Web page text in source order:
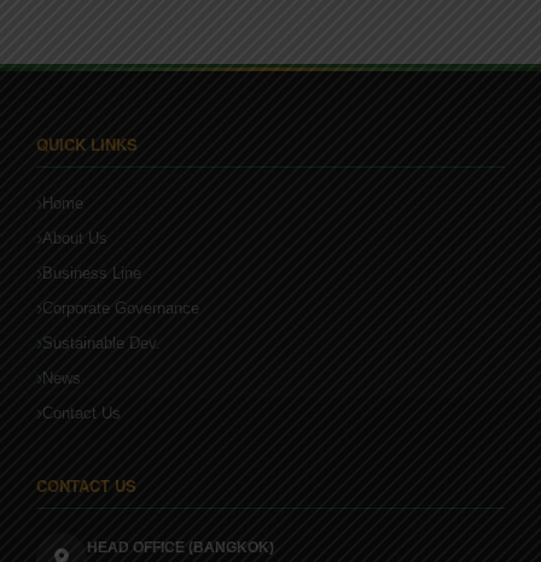
QUICK LINKS
Home
About Us
Business Line
Corporate Governance
Sustainable Dev.
News
Contact Us
CONTACT US
HEAD OFFICE (BANGKOK)